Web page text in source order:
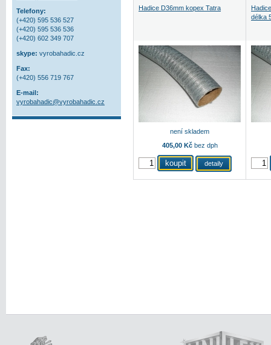
Telefony:
(+420) 595 536 527
(+420) 595 536 536
(+420) 602 349 707
skype: vyrobahadic.cz
Fax:
(+420) 556 719 767
E-mail:
vyrobahadic@vyrobahadic.cz
Hadice D36mm kopex Tatra
není skladem
405,00 Kčbez dph
detaily
délka